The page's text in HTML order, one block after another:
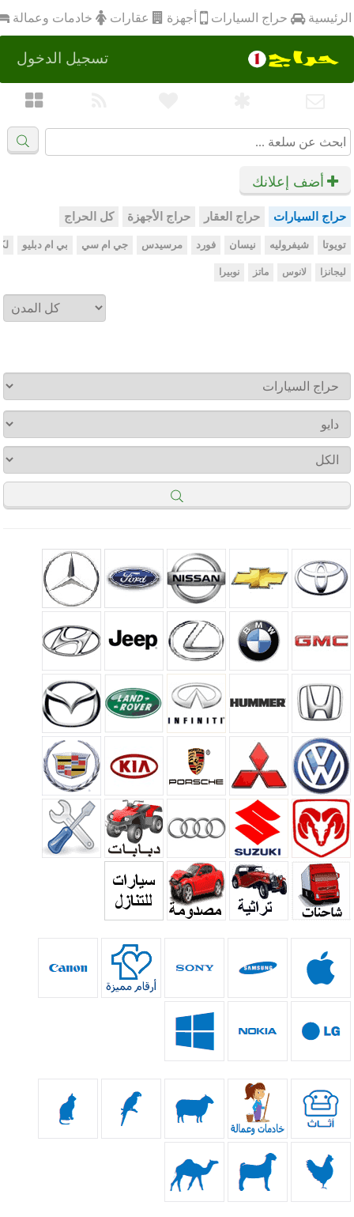
الرئيسية حراج السيارات أجهزة عقارات خادمات وعمالة
تسجيل الدخول
أضف إعلانك
حراج السيارات حراج العقار حراج الأجهزة كل الحراج
تويوتا شيفروليه نيسان فورد مرسيدس جي ام سي بي ام دبليو
ليجانزا لانوس ماتز نوبيرا